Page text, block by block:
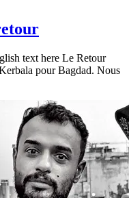
text here Le Retour
pour Bagdad. Nous